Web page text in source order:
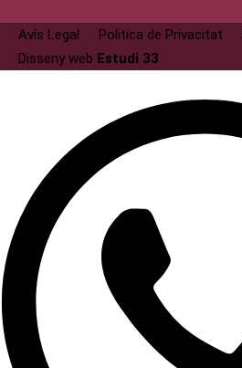
Avís Legal Politica de Privacitat
Disseny web Estudi 33